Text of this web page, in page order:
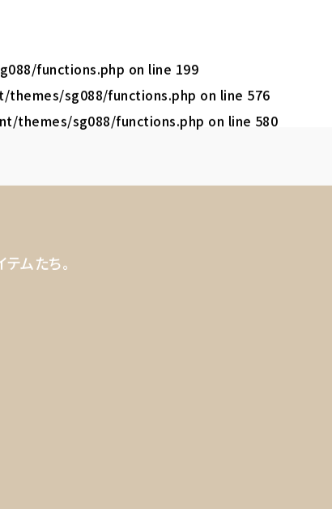
functions.php on line 199
sg088/functions.php on line 576
themes/sg088/functions.php on line 580
ムたち。